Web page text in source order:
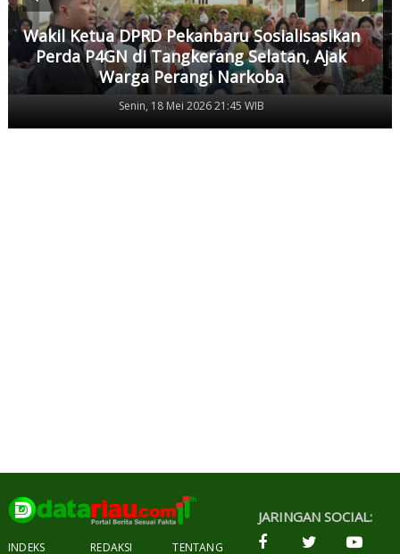
Wakil Ketua DPRD Pekanbaru Sosialisasikan
Perda P4GN di Tangkerang Selatan, Ajak
Warga Perangi Narkoba
Senin, 18 Mei 2026 21:45 WIB
INDEKS REDAKSI TENTANG
JARINGAN SOCIAL: